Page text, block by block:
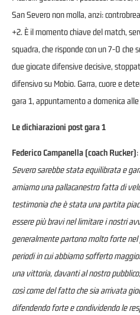
San Severo non molla, anzi:
+2. È il momento chiave del match,
squadra, che risponde con un 7-0 che
due giocate difensive decisive,
difensivo su Mobio. Garra, cuore e
gara 1, appuntamento a domenica
Le dichiarazioni post gara 1
Federico Campanella (coach Rucker):
Severo sarebbe stata equilibrata e
amiamo una pallacanestro fatta di
testimonia che è stata una partita
essere più bravi nel limitare i nostri
generalmente partono molto forte nel
periodi in cui abbiamo sofferto
una vittoria, davanti al nostro
così come del fatto che sia arrivata
difendendo forte e condividendo le